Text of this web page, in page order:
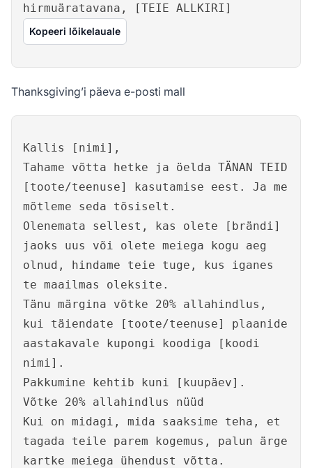
hirmuäratavana, [TEIE ALLKIRI]
Kopeeri lõikelauale
Thanksgiving’i päeva e-posti mall
Kallis [nimi],
Tahame võtta hetke ja öelda TÄNAN TEID
[toote/teenuse] kasutamise eest. Ja me
mõtleme seda tõsiselt.
Olenemata sellest, kas olete [brändi]
jaoks uus või olete meiega kogu aeg
olnud, hindame teie tuge, kus iganes
te maailmas oleksite.
Tänu märgina võtke 20% allahindlus,
kui täiendate [toote/teenuse] plaanide
aastakavale kupongi koodiga [koodi
nimi].
Pakkumine kehtib kuni [kuupäev].
Võtke 20% allahindlus nüüd
Kui on midagi, mida saaksime teha, et
tagada teile parem kogemus, palun ärge
kartke meiega ühendust võtta.